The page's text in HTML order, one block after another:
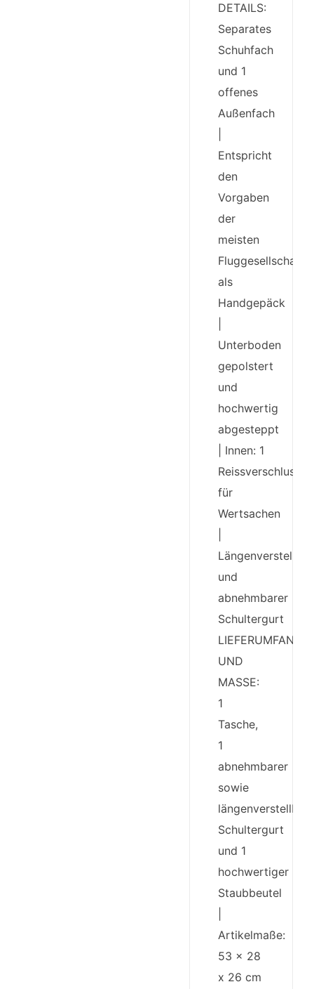
DETAILS:
Separates
Schuhfach
und 1
offenes
Außenfach
Entspricht
den
Vorgaben
der
meisten
als
Handgepäck
Unterboden
gepolstert
und
hochwertig
abgesteppt
| Innen: 1
für
Wertsachen
und
abnehmbarer
Schultergurt
LIEFERUMFANG
UND
MASSE:
1
Tasche,
1
abnehmbarer
sowie
Schultergurt
und 1
hochwertiger
Staubbeutel
Artikelmaße:
53 x 28
x 26 cm